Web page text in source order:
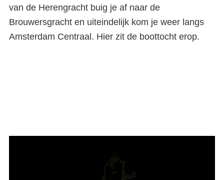
van de Herengracht buig je af naar de
Brouwersgracht en uiteindelijk kom je weer langs
Amsterdam Centraal. Hier zit de boottocht erop.